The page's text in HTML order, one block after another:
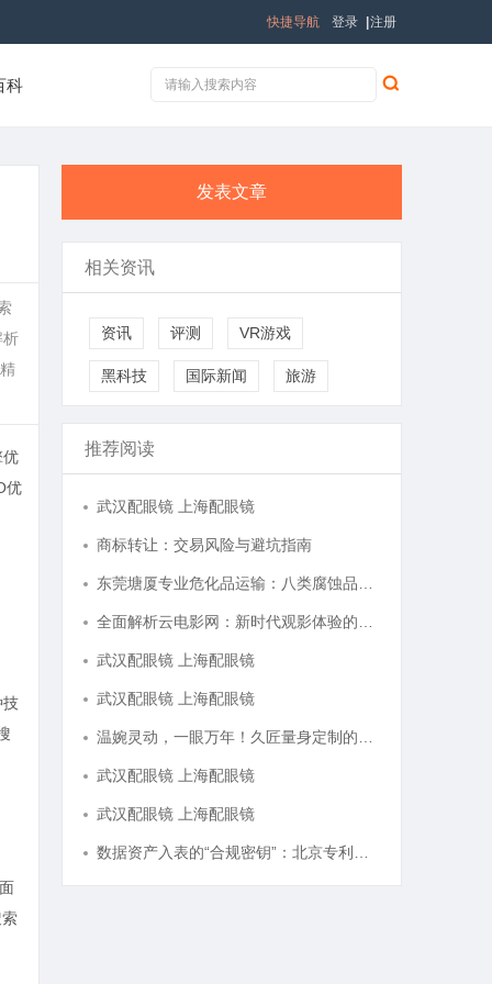
登录 注册
快捷导航
科
析
优
优
技
发表文章
相关资讯
资讯 评测 VR游戏
黑科技 国际新闻 旅游
推荐阅读
武汉配眼镜 上海配眼镜
商标转让：交易风险与避坑指南
武汉配眼镜 上海配眼镜
武汉配眼镜 上海配眼镜
武汉配眼镜 上海配眼镜
武汉配眼镜 上海配眼镜